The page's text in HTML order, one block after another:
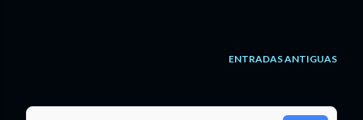
ENTRADAS ANTIGUAS